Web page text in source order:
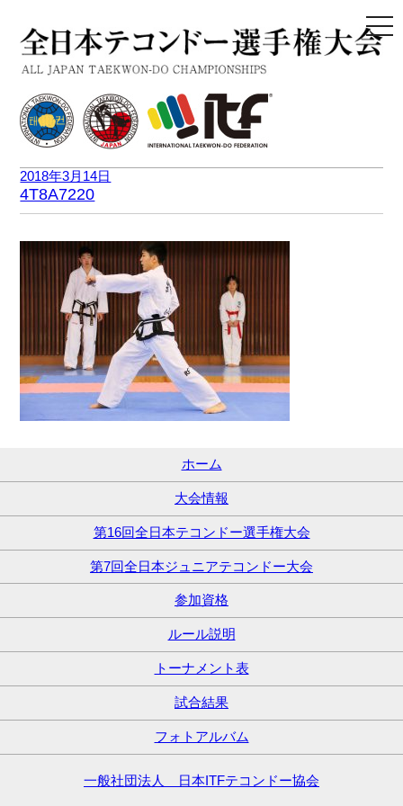
2018年3月14日
4T8A7220
ホーム
大会情報
第16回全日本テコンドー選手権大会
第7回全日本ジュニアテコンドー大会
参加資格
ルール説明
トーナメント表
試合結果
フォトアルバム
一般社団法人 日本ITFテコンドー協会